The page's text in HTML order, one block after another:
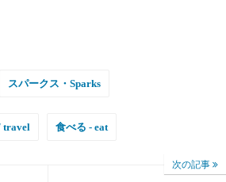
スパークス・Sparks
travel 食べる - eat
次の記事